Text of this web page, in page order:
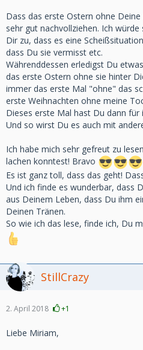
Dass das erste Ostern ohne
sehr gut nachvollziehen. Ich würde
Dir zu, dass es eine
dass Du sie vermisst etc.
Währenddessen erledigst Du
das erste Ostern ohne sie hinter
immer das erste Mal "ohne" das
erste Weihnachten ohne meine
Dieses erste Mal hast Du dann
Und so wirst Du es auch mit
Ich habe mich sehr gefreut zu
lachen konntest! Bravo
Es ist ganz toll, dass das geht!
Und ich finde es wunderbar, dass
aus Deinem Leben, dass Du ihm
Deinen Tränen.
So wie ich das lese, finde ich, Du
StillCrazy
2. April 2018 +1
Liebe Miriam,